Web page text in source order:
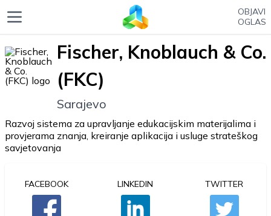
OBJAVI
OGLAS
Fischer, Knoblauch & Co.
(FKC)
Sarajevo
Razvoj sistema za upravljanje edukacijskim materijalima i
provjerama znanja, kreiranje aplikacija i usluge strateškog
savjetovanja
FACEBOOK LINKEDIN TWITTER